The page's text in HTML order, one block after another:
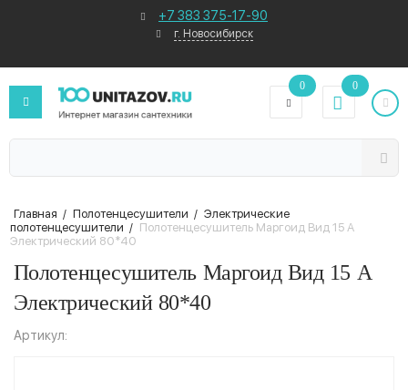
+7 383 375-17-90
г. Новосибирск
0 0
Главная / Полотенцесушители / Электрические
полотенцесушители / Полотенцесушитель Маргоид Вид 15 А
Электрический 80*40
Полотенцесушитель Маргоид Вид 15 А
Электрический 80*40
Артикул: